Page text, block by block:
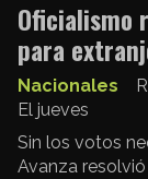
Oficialismo
para
Nacionales
El jueves
Sin los votos
Avanza